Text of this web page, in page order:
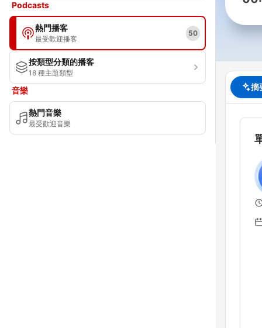
Podcasts
熱門播客
最受歡迎播客
50
按類型分類的播客
18 種主題類型
音樂
熱門音樂
最受歡迎音樂
摘